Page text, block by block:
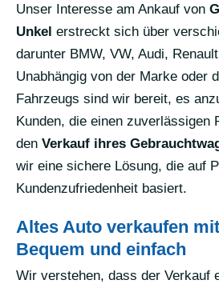
Unser Interesse am Ankauf von
Unkel erstreckt sich über
darunter BMW, VW, Audi,
Unabhängig von der Marke oder
Fahrzeugs sind wir bereit, es
Kunden, die einen zuverlässigen
den Verkauf ihres
wir eine sichere Lösung, die auf
Kundenzufriedenheit basiert.
Altes Auto verkaufen
Bequem und einfach
Wir verstehen, dass der Verkauf